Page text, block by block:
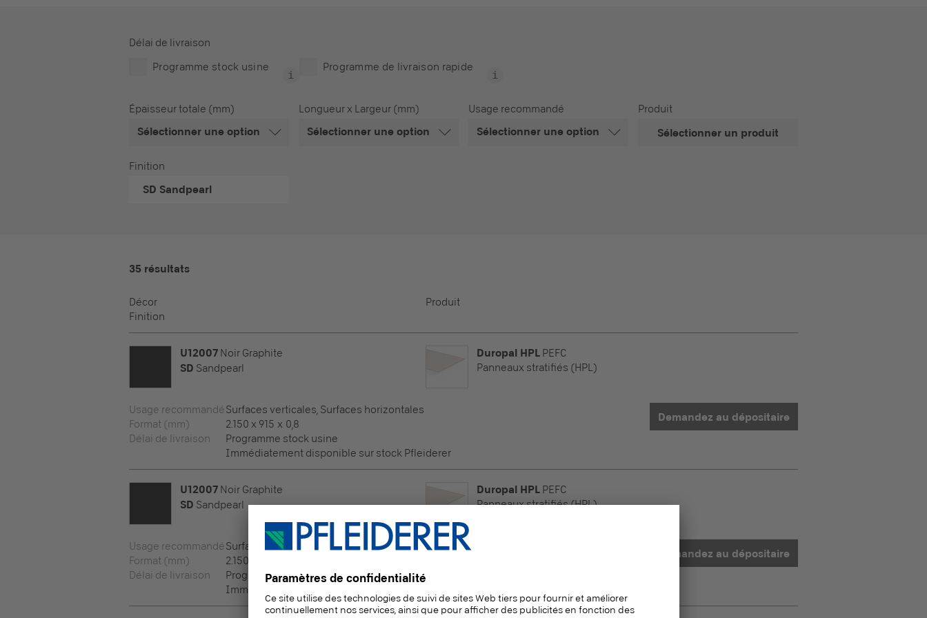
Délai de livraison
Programme stock usine
Programme de livraison rapide
Épaisseur totale (mm)
Sélectionner une option
Longueur x Largeur (mm)
Sélectionner une option
Usage recommandé
Sélectionner une option
Produit
Sélectionner un produit
Finition
SD Sandpearl
35 résultats
Décor
Finition
Produit
U12007 Noir Graphite
SD Sandpearl
Duropal HPL PEFC
Panneaux stratifiés (HPL)
Usage recommandéSurfaces verticales, Surfaces horizontales
Format (mm)
2.150 x 915 x 0,8
Délai de livraison
Programme stock usine
Immédiatement disponible sur stock Pfleiderer
Demandez au dépositaire
U12007 Noir Graphite
SD Sandpearl
Duropal HPL PEFC
Panneaux stratifiés (HPL)
Usage recommandéSurfaces verticales, Surfaces horizontales
Format (mm)
2.150 x 950 x 0,8
Délai de livraison
Programme stock usine
Immédiatement disponible sur stock Pfleiderer
Demandez au dépositaire